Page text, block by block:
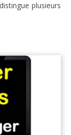
plusieurs